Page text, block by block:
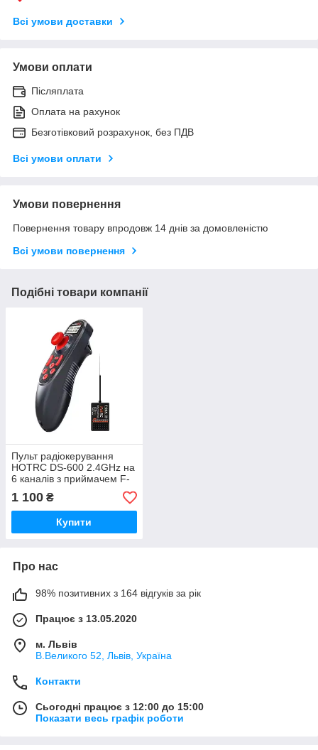
Всі умови доставки
Умови оплати
Післяплата
Оплата на рахунок
Безготівковий розрахунок, без ПДВ
Всі умови оплати
Умови повернення
Повернення товару впродовж 14 днів за домовленістю
Всі умови повернення
Подібні товари компанії
Пульт радіокерування
HOTRC DS-600 2.4GHz на
6 каналів з приймачем F-
06A
1 100 ₴
Купити
Про нас
98% позитивних з 164 відгуків за рік
Працює з 13.05.2020
м. Львів
В.Великого 52, Львів, Україна
Контакти
Сьогодні працює з 12:00 до 15:00
Показати весь графік роботи